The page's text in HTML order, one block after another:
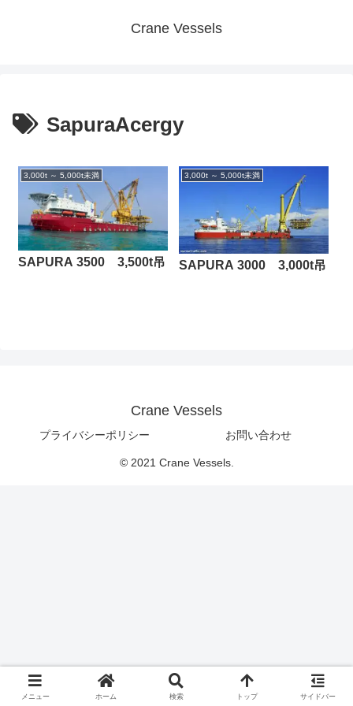
Crane Vessels
SapuraAcergy
3,000t ～ 5,000t未満
SAPURA 3500 3,500t吊
3,000t ～ 5,000t未満
SAPURA 3000 3,000t吊
Crane Vessels
プライバシーポリシー お問い合わせ
© 2021 Crane Vessels.
メニュー ホーム 検索 トップ サイドバー